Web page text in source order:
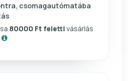
csomagautómatába
80000 Ft feletti vásárlás